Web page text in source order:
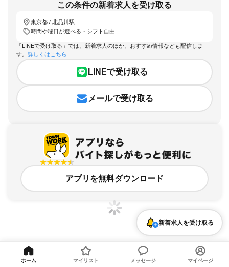
この条件の新着求人を受け取る
東京都 / 北品川駅
時間や曜日が選べる・シフト自由
「LINEで受け取る」では、新着求人のほか、おすすめ情報なども配信しま
す。 詳しくはこちら
LINEで受け取る
メールで受け取る
アプリを無料ダウンロード
東京都、北品川駅、時間や曜日が選べる・シフト自由のアルバイト・バイト求人情
新着求人を受け取る
ホーム マイリスト メッセージ マイページ